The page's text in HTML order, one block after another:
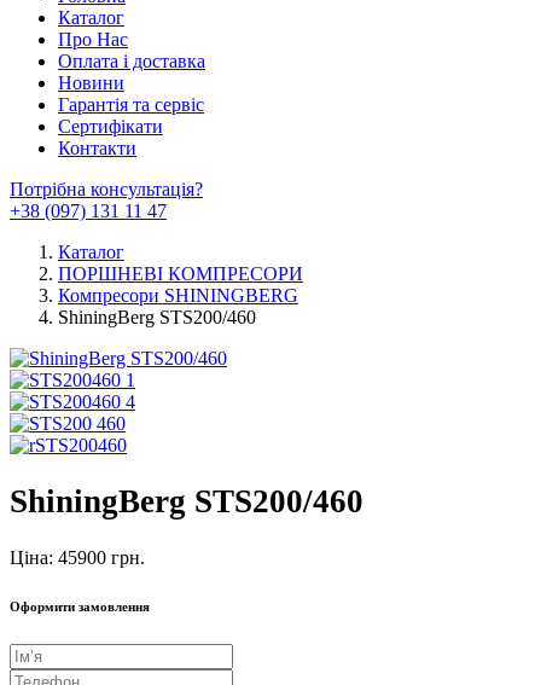
Каталог
Про Нас
Оплата і доставка
Новини
Гарантія та сервіс
Сертифікати
Контакти
Потрібна консультація?
+38 (097) 131 11 47
Каталог
ПОРШНЕВІ КОМПРЕСОРИ
Компресори SHININGBERG
ShiningBerg STS200/460
ShiningBerg STS200/460
Ціна: 45900 грн.
Оформити замовлення